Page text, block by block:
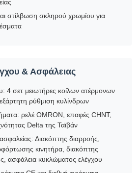
στίλβωση σκληρού χρωμίου για
& Ασφάλειας
4 σετ μειωτήρες κοίλων ατέρμονων
ρύθμιση κυλίνδρων
ρελέ OMRON, επαφές CHNT,
Delta της Ταϊβάν
Διακόπτης διαρροής,
κινητήρα, διακόπτης
ασφάλεια κυκλώματος ελέγχου